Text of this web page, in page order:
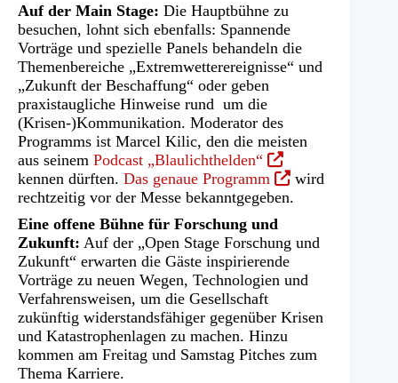
Auf der Main Stage: Die Hauptbühne zu
besuchen, lohnt sich ebenfalls: Spannende
Vorträge und spezielle Panels behandeln die
Themenbereiche „Extremwetterereignisse“ und
„Zukunft der Beschaffung“ oder geben
praxistaugliche Hinweise rund um die
(Krisen-)Kommunikation. Moderator des
Programms ist Marcel Kilic, den die meisten
aus seinem Podcast „Blaulichthelden“(Öffnet
in
einem
neuen
Tab)
kennen dürften. Das genaue Programm (Öffnet
in
einem
neuen
Tab)
wird
rechtzeitig vor der Messe bekanntgegeben.
Eine offene Bühne für Forschung und
Zukunft: Auf der „Open Stage Forschung und
Zukunft“ erwarten die Gäste inspirierende
Vorträge zu neuen Wegen, Technologien und
Verfahrensweisen, um die Gesellschaft
zukünftig widerstandsfähiger gegenüber Krisen
und Katastrophenlagen zu machen. Hinzu
kommen am Freitag und Samstag Pitches zum
Thema Karriere.